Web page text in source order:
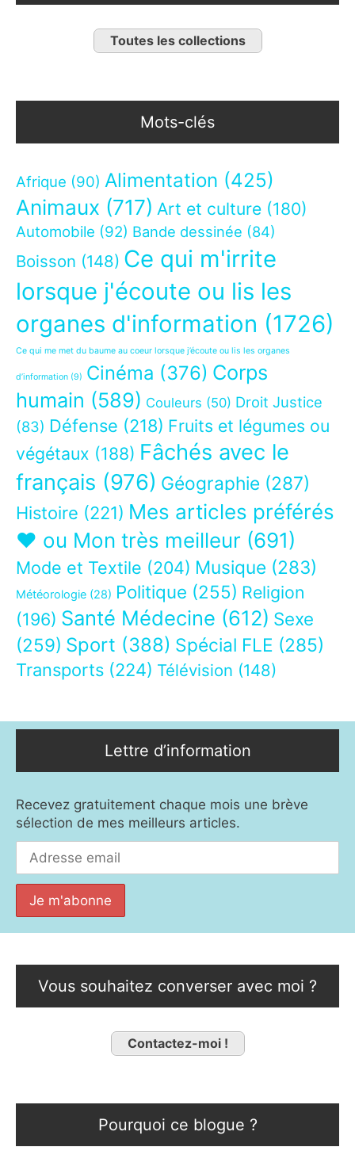
Toutes les collections
Mots-clés
Afrique (90) Alimentation (425)
Animaux (717) Art et culture (180)
Automobile (92) Bande dessinée (84)
Boisson (148) Ce qui m'irrite
lorsque j'écoute ou lis les
organes d'information (1726)
Ce qui me met du baume au coeur lorsque j’écoute ou lis les organes
d’information (9) Cinéma (376) Corps
humain (589) Couleurs (50) Droit Justice
(83) Défense (218) Fruits et légumes ou
végétaux (188) Fâchés avec le
français (976) Géographie (287)
Histoire (221) Mes articles préférés
❤ ou Mon très meilleur (691)
Mode et Textile (204) Musique (283)
Météorologie (28) Politique (255) Religion
(196) Santé Médecine (612) Sexe
(259) Sport (388) Spécial FLE (285)
Transports (224) Télévision (148)
Lettre d’information
Recevez gratuitement chaque mois une brève
sélection de mes meilleurs articles.
Vous souhaitez converser avec moi ?
Contactez-moi !
Pourquoi ce blogue ?